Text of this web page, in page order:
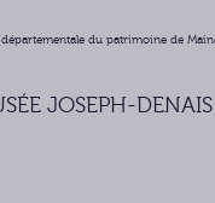
du patrimoine de
JOSEPH-DENAIS